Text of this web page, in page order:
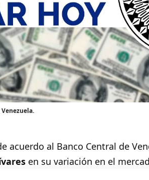
acuerdo al Banco Central de
en su variación en el